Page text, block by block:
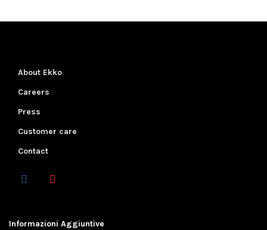
About Ekko
Careers
Press
Customer care
Contact
Informazioni Aggiuntive